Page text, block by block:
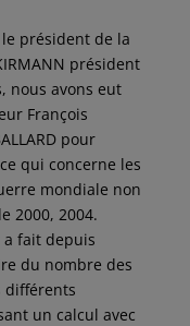
le président de la
président
nous avons eut
François
pour
qui concerne les
mondiale non
2000, 2004.
fait depuis
du nombre des
différents
un calcul avec